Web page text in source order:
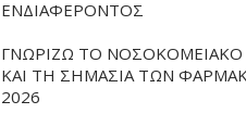
ΕΝΔΙΑΦΕΡΟΝΤΟΣ
ΓΝΩΡΙΖΩ ΤΟ
ΚΑΙ ΤΗ ΣΗΜΑΣΙΑ ΤΩΝ
2026